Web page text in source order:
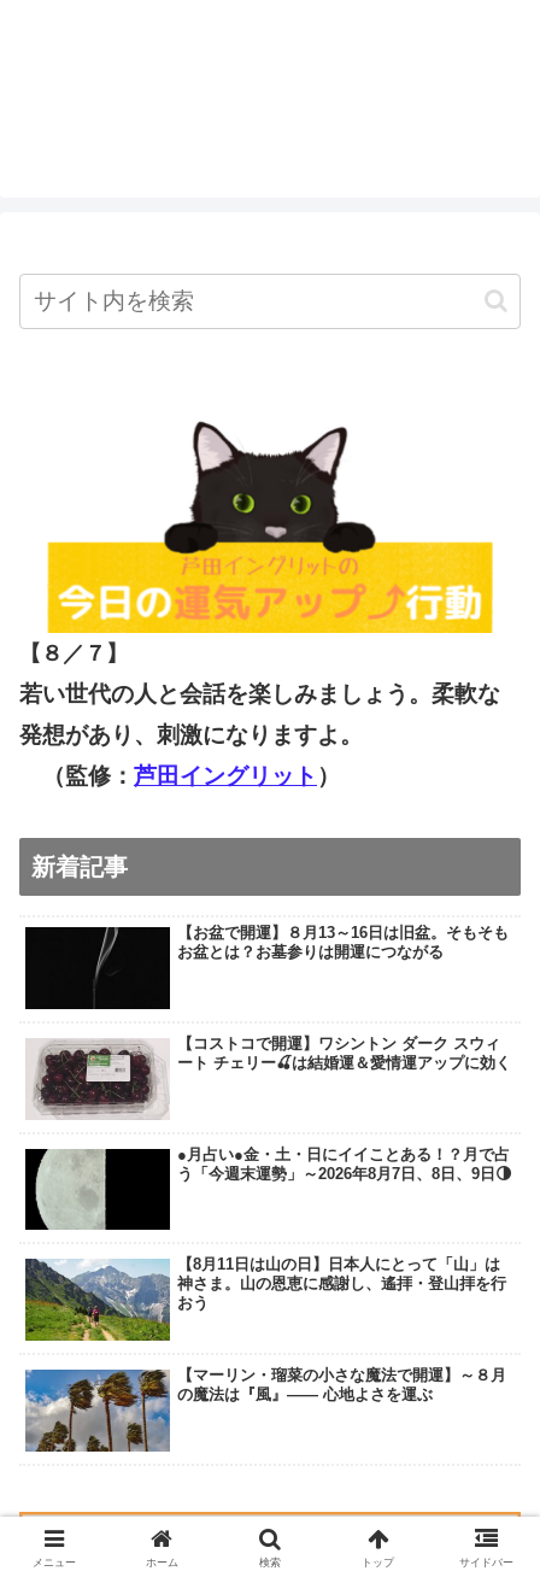
【８／７ 】
若い世代の人と会話を楽しみましょう。柔軟な
発想があり、刺激になりますよ。
（監修： 芦田イングリット ）
新着記事
【お盆で開運】８月13～16日は旧盆。そもそも
お盆とは？お墓参りは開運につながる
【コストコで開運】ワシントン ダーク スウィ
ート チェリー🍒は結婚運＆愛情運アップに効く
●月占い●金・土・日にイイことある！？月で占
う「今週末運勢」～2026年8月7日、8日、9日🌗
【8月11日は山の日】日本人にとって「山」は
神さま。山の恩恵に感謝し、遙拝・登山拝を行
おう
【マーリン・瑠菜の小さな魔法で開運】～８月
の魔法は『風』―― 心地よさを運ぶ
メニュー ホーム 検索 トップ サイドバー